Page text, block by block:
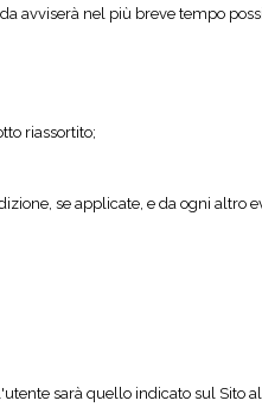
avviserà nel più breve tempo
riassortito;
se applicate, e da ogni altro
sarà quello indicato sul Sito